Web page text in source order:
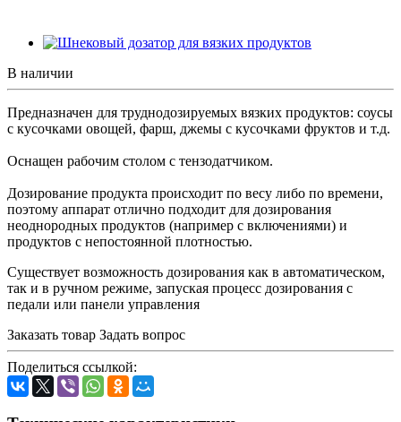
В наличии
Предназначен для труднодозируемых вязких продуктов: соусы
с кусочками овощей, фарш, джемы с кусочками фруктов и т.д.
Оснащен рабочим столом с тензодатчиком.
Дозирование продукта происходит по весу либо по времени,
поэтому аппарат отлично подходит для дозирования
неоднородных продуктов (например с включениями) и
продуктов с непостоянной плотностью.
Существует возможность дозирования как в автоматическом,
так и в ручном режиме, запуская процесс дозирования с
педали или панели управления
Заказать товар Задать вопрос
Поделиться ссылкой: